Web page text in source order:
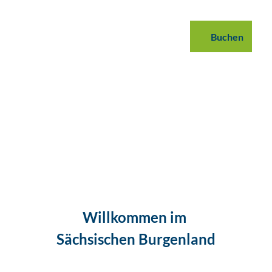
Buchen
Willkommen im
Sächsischen Burgenland